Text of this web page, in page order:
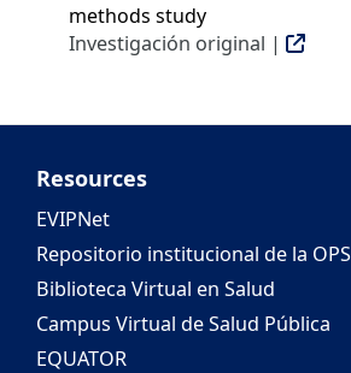
methods study
Investigación original |
Resources
EVIPNet
Repositorio institucional de la OPS
Biblioteca Virtual en Salud
Campus Virtual de Salud Pública
EQUATOR